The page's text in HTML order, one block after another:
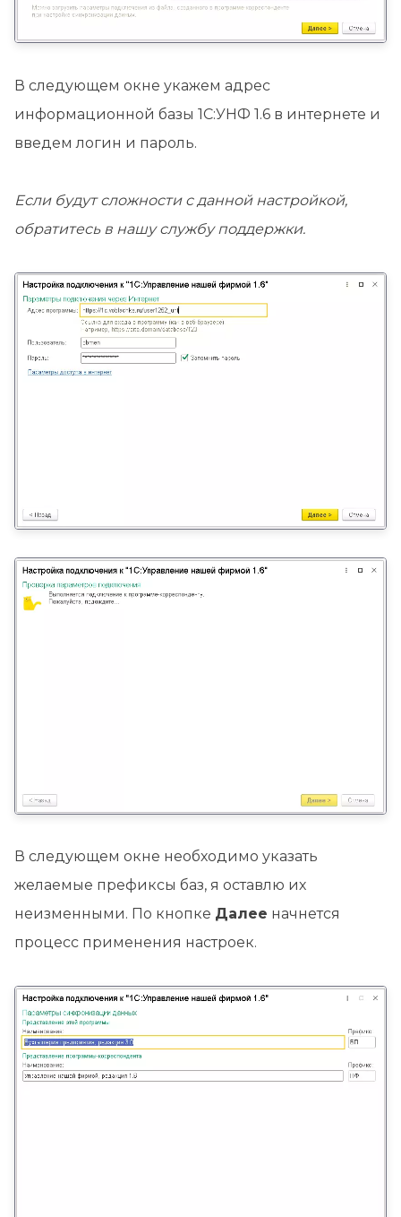
В следующем окне укажем адрес
информационной базы 1С:УНФ 1.6 в интернете и
введем логин и пароль.
Если будут сложности с данной настройкой,
обратитесь в нашу службу поддержки.
В следующем окне необходимо указать
желаемые префиксы баз, я оставлю их
неизменными. По кнопке Далее начнется
процесс применения настроек.